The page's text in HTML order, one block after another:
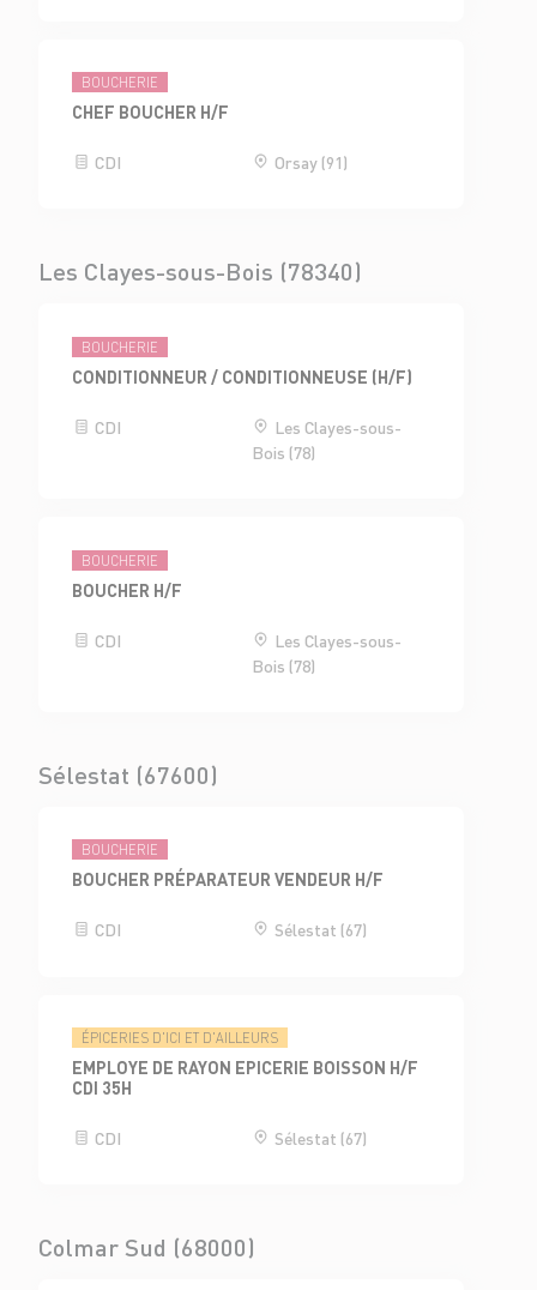
BOUCHERIE
CHEF BOUCHER H/F
CDI Orsay (91)
Les Clayes-sous-Bois (78340)
BOUCHERIE
CONDITIONNEUR / CONDITIONNEUSE (H/F)
CDI
Les Clayes-sous-
Bois (78)
BOUCHERIE
BOUCHER H/F
CDI
Les Clayes-sous-
Bois (78)
Sélestat (67600)
BOUCHERIE
BOUCHER PRÉPARATEUR VENDEUR H/F
CDI Sélestat (67)
ÉPICERIES D'ICI ET D'AILLEURS
EMPLOYE DE RAYON EPICERIE BOISSON H/F
CDI 35H
CDI Sélestat (67)
Colmar Sud (68000)